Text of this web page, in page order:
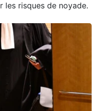
les risques de noyade.